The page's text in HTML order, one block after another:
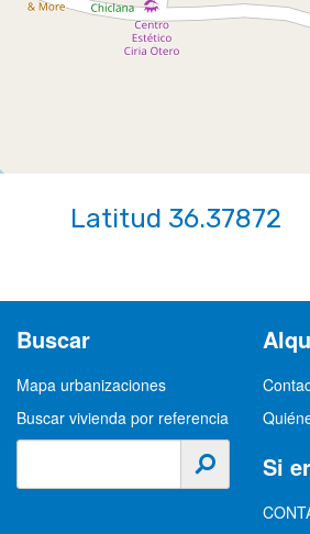
Latitud
Mapa urbanizaciones
Si